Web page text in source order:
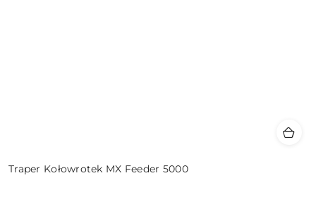
Traper Kołowrotek MX Feeder 5000